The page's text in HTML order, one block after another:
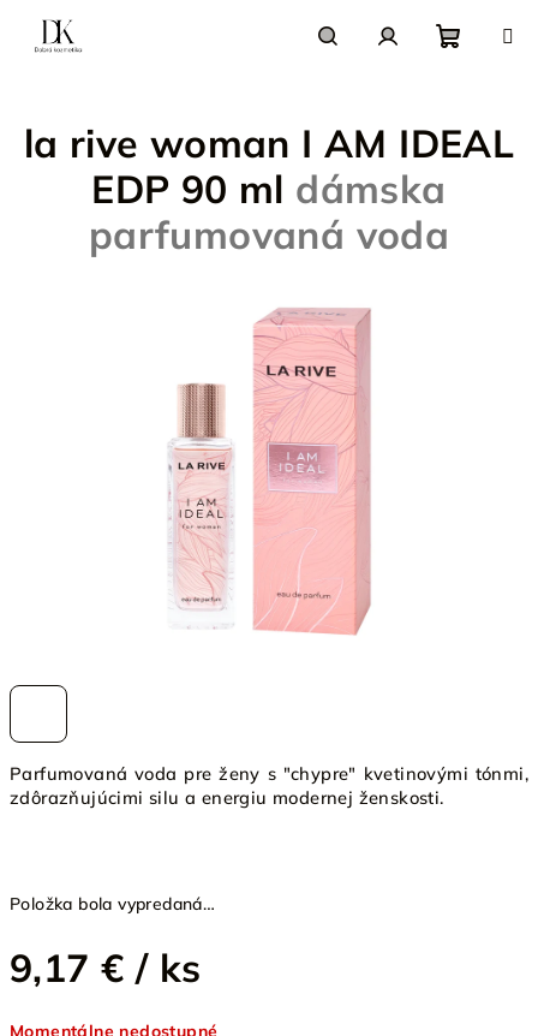
obsah
košík
Parfumovaná voda pre ženy s "chypre" kvetinovými tónmi,
zdôrazňujúcimi silu a energiu modernej ženskosti.
Položka bola vypredaná…
9,17 € / ks
Momentálne nedostupné
la rive woman I AM IDEAL
EDP 90 ml dámska
parfumovaná voda